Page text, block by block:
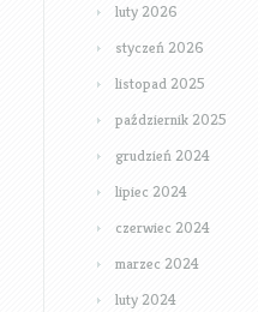
luty 2026
styczeń 2026
listopad 2025
październik 2025
grudzień 2024
lipiec 2024
czerwiec 2024
marzec 2024
luty 2024